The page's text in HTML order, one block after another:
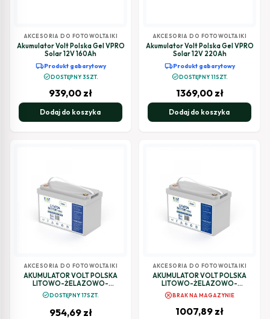
AKCESORIA DO FOTOWOLTAIKI
Akumulator Volt Polska Gel VPRO
Solar 12V 160Ah
local_shippingProdukt gabarytowy
check_circleDOSTĘPNY 3SZT.
939,00 zł
Dodaj do koszyka
AKCESORIA DO FOTOWOLTAIKI
Akumulator Volt Polska Gel VPRO
Solar 12V 220Ah
local_shippingProdukt gabarytowy
check_circleDOSTĘPNY 11SZT.
1369,00 zł
Dodaj do koszyka
AKCESORIA DO FOTOWOLTAIKI
AKUMULATOR VOLT POLSKA
LITOWO-ŻELAZOWO-
FOSFORANOWY LiFePO4 12V
100Ah 100A
check_circleDOSTĘPNY 17SZT.
954,69 zł
AKCESORIA DO FOTOWOLTAIKI
AKUMULATOR VOLT POLSKA
LITOWO-ŻELAZOWO-
FOSFORANOWY LiFePO4 12V
100Ah 150A
cancelBRAK NA MAGAZYNIE
1007,89 zł